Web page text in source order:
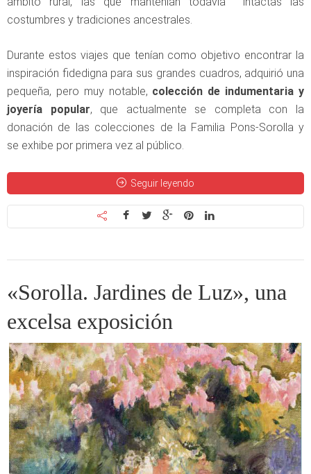
costumbres y tradiciones ancestrales.
Durante estos viajes que tenían como objetivo encontrar la
inspiración fidedigna para sus grandes cuadros, adquirió una
pequeña, pero muy notable, colección de indumentaria y
joyería popular, que actualmente se completa con la
donación de las colecciones de la Familia Pons-Sorolla y
se exhibe por primera vez al público.
Seguir leyendo
«Sorolla. Jardines de Luz», una
excelsa exposición